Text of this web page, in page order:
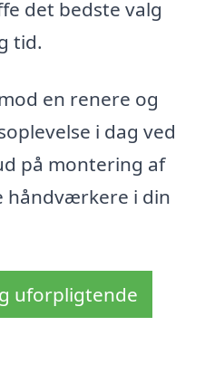
det bedste valg
tid.
en renere og
i dag ved
på montering af
håndværkere i din
uforpligtende